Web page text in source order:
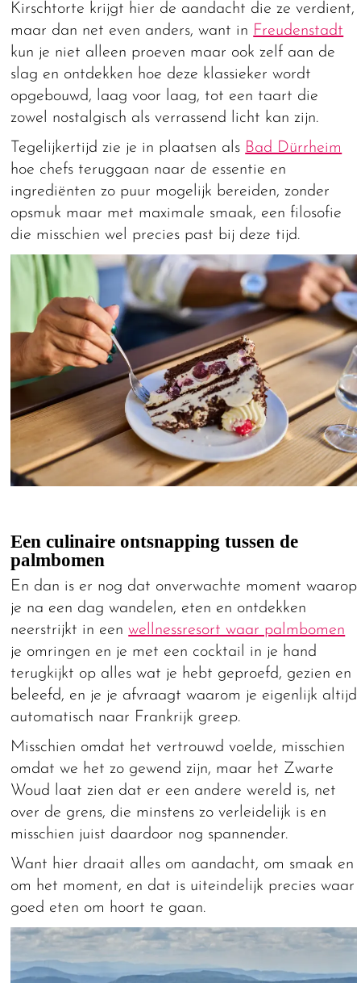
Kirschtorte krijgt hier de aandacht die ze verdient,
maar dan net even anders, want in Freudenstadt
kun je niet alleen proeven maar ook zelf aan de
slag en ontdekken hoe deze klassieker wordt
opgebouwd, laag voor laag, tot een taart die
zowel nostalgisch als verrassend licht kan zijn.
Tegelijkertijd zie je in plaatsen als Bad Dürrheim
hoe chefs teruggaan naar de essentie en
ingrediënten zo puur mogelijk bereiden, zonder
opsmuk maar met maximale smaak, een filosofie
die misschien wel precies past bij deze tijd.
Een culinaire ontsnapping tussen de
palmbomen
En dan is er nog dat onverwachte moment waarop
je na een dag wandelen, eten en ontdekken
neerstrijkt in eenwellnessresort waar palmbomen
je omringen en je met een cocktail in je hand
terugkijkt op alles wat je hebt geproefd, gezien en
beleefd, en je je afvraagt waarom je eigenlijk altijd
automatisch naar Frankrijk greep.
Misschien omdat het vertrouwd voelde, misschien
omdat we het zo gewend zijn, maar het Zwarte
Woud laat zien dat er een andere wereld is, net
over de grens, die minstens zo verleidelijk is en
misschien juist daardoor nog spannender.
Want hier draait alles om aandacht, om smaak en
om het moment, en dat is uiteindelijk precies waar
goed eten om hoort te gaan.